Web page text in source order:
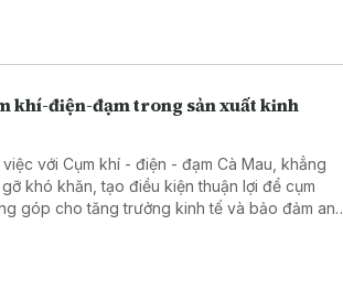
khí-điện-đạm trong sản xuất kinh
với Cụm khí - điện - đạm Cà Mau, khẳng
khó khăn, tạo điều kiện thuận lợi để cụm
góp cho tăng trưởng kinh tế và bảo đảm an